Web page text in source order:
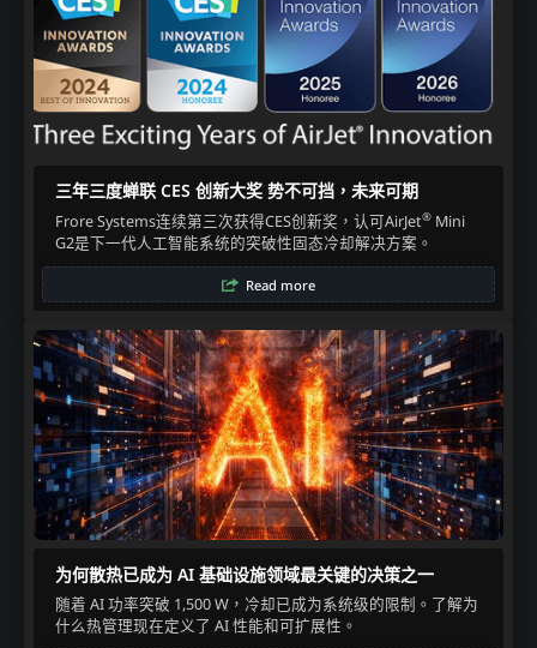
三年三度蝉联 CES 创新大奖 势不可挡，未来可期
Frore Systems连续第三次获得CES创新奖，认可AirJet®Mini
G2是下一代人工智能系统的突破性固态冷却解决方案。
Read more
为何散热已成为 AI 基础设施领域最关键的决策之一
随着 AI 功率突破 1,500 W，冷却已成为系统级的限制。了解为
什么热管理现在定义了 AI 性能和可扩展性。